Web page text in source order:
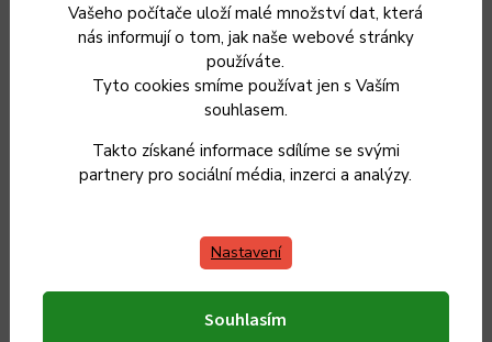
Vašeho počítače uloží malé množství dat, která
nás informují o tom, jak naše webové stránky
používáte.
Tyto cookies smíme používat jen s Vaším
souhlasem.
Takto získané informace sdílíme se svými
partnery pro sociální média, inzerci a analýzy.
Nastavení
Souhlasím
Litinová pánev 24 cm, Maysternya s dřevěnou rukojetí